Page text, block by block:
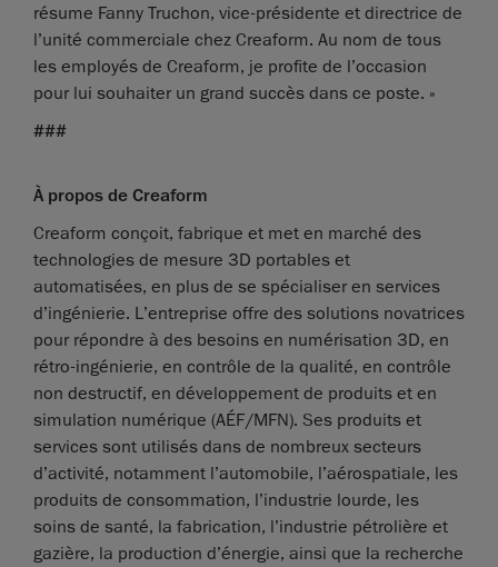
résume Fanny Truchon, vice-présidente et directrice de
l’unité commerciale chez Creaform. Au nom de tous
les employés de Creaform, je profite de l’occasion
pour lui souhaiter un grand succès dans ce poste. »
###
À propos de Creaform
Creaform conçoit, fabrique et met en marché des
technologies de mesure 3D portables et
automatisées, en plus de se spécialiser en services
d’ingénierie. L’entreprise offre des solutions novatrices
pour répondre à des besoins en numérisation 3D, en
rétro-ingénierie, en contrôle de la qualité, en contrôle
non destructif, en développement de produits et en
simulation numérique (AÉF/MFN). Ses produits et
services sont utilisés dans de nombreux secteurs
d’activité, notamment l’automobile, l’aérospatiale, les
produits de consommation, l’industrie lourde, les
soins de santé, la fabrication, l’industrie pétrolière et
gazière, la production d’énergie, ainsi que la recherche